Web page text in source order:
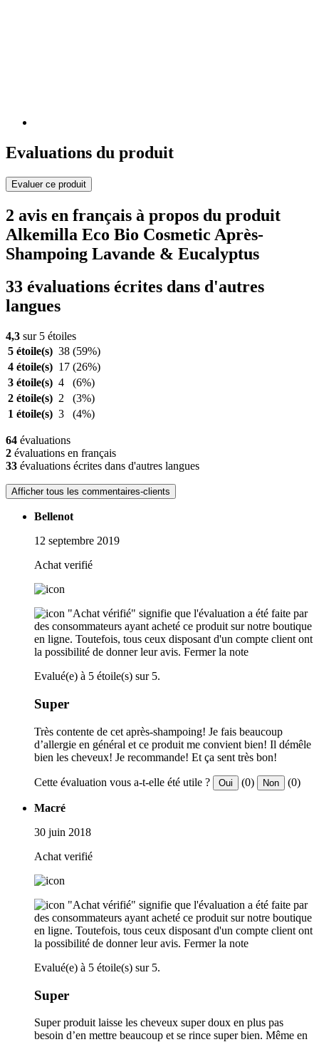
Evaluations du produit
Evaluer ce produit
2 avis en français à propos du produit
Alkemilla Eco Bio Cosmetic Après-
Shampoing Lavande & Eucalyptus
33 évaluations écrites dans d'autres
langues
4,3 sur 5 étoiles
5 étoile(s) 38 (59%)
4 étoile(s) 17 (26%)
3 étoile(s) 4
(6%)
2 étoile(s) 2
(3%)
1 étoile(s) 3 (4%)
64 évaluations
2 évaluations en français
33 évaluations écrites dans d'autres langues
Afficher tous les commentaires-clients
Bellenot
12 septembre 2019
Achat verifié
"Achat vérifié" signifie que l'évaluation a été faite par
des consommateurs ayant acheté ce produit sur notre boutique
en ligne. Toutefois, tous ceux disposant d'un compte client ont
la possibilité de donner leur avis. Fermer la note
Evalué(e) à 5 étoile(s) sur 5.
Super
Très contente de cet après-shampoing! Je fais beaucoup
d’allergie en général et ce produit me convient bien! Il démêle
bien les cheveux! Je recommande! Et ça sent très bon!
Cette évaluation vous a-t-elle été utile ? Oui (0) Non (0)
Macré
30 juin 2018
Achat verifié
"Achat vérifié" signifie que l'évaluation a été faite par
des consommateurs ayant acheté ce produit sur notre boutique
en ligne. Toutefois, tous ceux disposant d'un compte client ont
la possibilité de donner leur avis. Fermer la note
Evalué(e) à 5 étoile(s) sur 5.
Super
Super produit laisse les cheveux super doux en plus pas
besoin d’en mettre beaucoup et se rince super bien. Même en